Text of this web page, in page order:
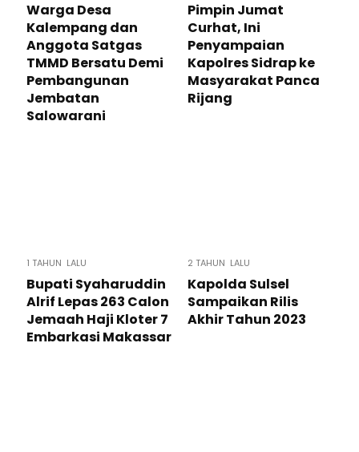
Warga Desa
Kalempang dan
Anggota Satgas
TMMD Bersatu Demi
Pembangunan
Jembatan
Salowarani
Pimpin Jumat
Curhat, Ini
Penyampaian
Kapolres Sidrap ke
Masyarakat Panca
Rijang
1 TAHUN LALU
Bupati Syaharuddin
Alrif Lepas 263 Calon
Jemaah Haji Kloter 7
Embarkasi Makassar
2 TAHUN LALU
Kapolda Sulsel
Sampaikan Rilis
Akhir Tahun 2023